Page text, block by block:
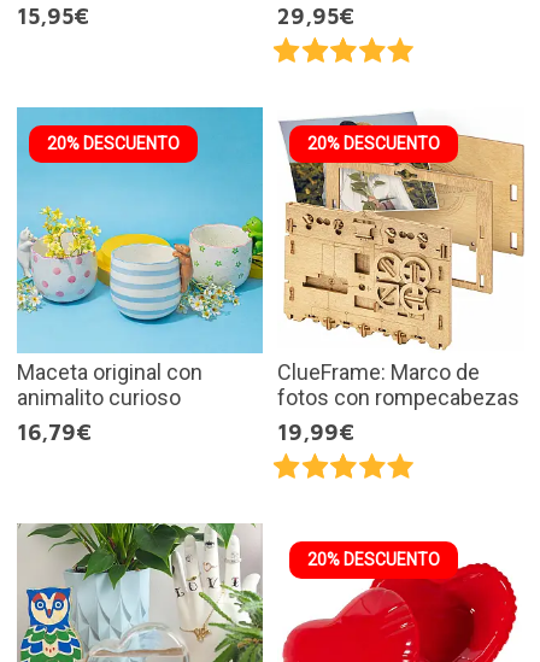
15,95€
29,95€
20% DESCUENTO
Maceta original con
animalito curioso
16,79€
20% DESCUENTO
ClueFrame: Marco de
fotos con rompecabezas
19,99€
20% DESCUENTO